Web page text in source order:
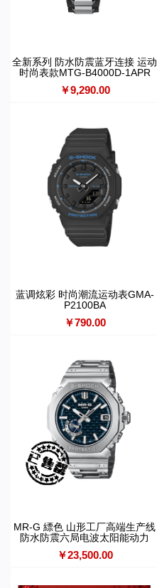
全新系列 防水防震蓝牙连接 运动
时尚表款MTG-B4000D-1APR
￥9,290.00
蓝调炫彩 时尚潮流运动表GMA-
P2100BA
￥790.00
MR-G 縹色 山形工厂高端生产线
防水防震六局电波太阳能动力
￥23,500.00